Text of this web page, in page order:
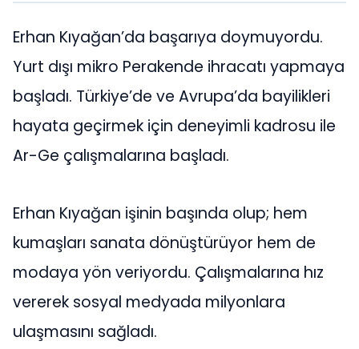
Erhan Kıyağan’da başarıya doymuyordu.
Yurt dışı mikro Perakende ihracatı yapmaya
başladı. Türkiye’de ve Avrupa’da bayilikleri
hayata geçirmek için deneyimli kadrosu ile
Ar-Ge çalışmalarına başladı.
Erhan Kıyağan işinin başında olup; hem
kumaşları sanata dönüştürüyor hem de
modaya yön veriyordu. Çalışmalarına hız
vererek sosyal medyada milyonlara
ulaşmasını sağladı.